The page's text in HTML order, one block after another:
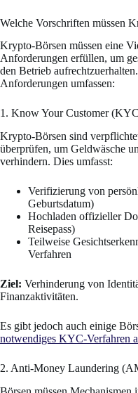
Welche Vorschriften müssen
Krypto-Börsen müssen eine
Anforderungen erfüllen, um
den Betrieb
Anforderungen umfassen:
1. Know Your Customer
Krypto-Börsen sind
überprüfen, um Geldwäsche
verhindern. Dies umfasst:
Verifizierung von
Geburtsdatum)
Hochladen offizieller
Reisepass)
Teilweise
Verfahren
Ziel: Verhinderung von
Finanzaktivitäten.
Es gibt jedoch auch einige
notwendiges KYC-Verfahren
2. Anti-Money Laundering